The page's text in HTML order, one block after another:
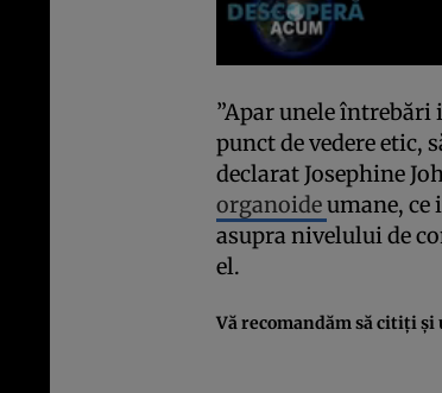
”Apar unele întrebări
punct de vedere etic,
declarat Josephine
organoideumane, ce
asupra nivelului de
el.
Vă recomandăm să citiţi